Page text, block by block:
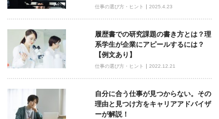
仕事の選び方・ヒント 2025.4.23
履歴書での研究課題の書き方とは？理
系学生が企業にアピールするには？
【例文あり】
仕事の選び方・ヒント 2022.12.21
自分に合う仕事が見つからない。その
理由と見つけ方をキャリアアドバイザ
ーが解説！